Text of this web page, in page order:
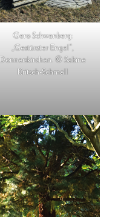
Gero Schwanberg:
„Gestürzter Engel“,
Donnerskirchen. © Sabine
Kritsch-Schmall